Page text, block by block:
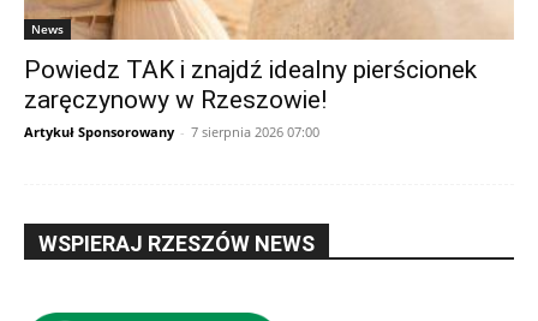
News
Powiedz TAK i znajdź idealny pierścionek
zaręczynowy w Rzeszowie!
Artykuł Sponsorowany - 7 sierpnia 2026 07:00
WSPIERAJ RZESZÓW NEWS